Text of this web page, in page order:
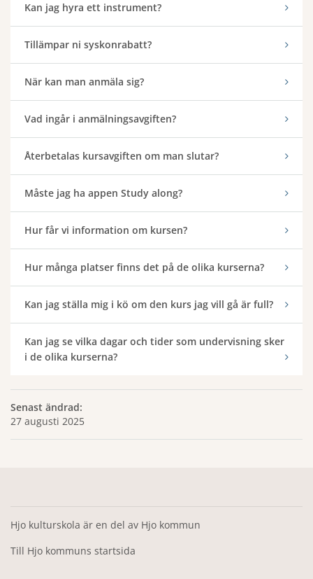
Kan jag hyra ett instrument?
Tillämpar ni syskonrabatt?
När kan man anmäla sig?
Vad ingår i anmälningsavgiften?
Återbetalas kursavgiften om man slutar?
Måste jag ha appen Study along?
Hur får vi information om kursen?
Hur många platser finns det på de olika kurserna?
Kan jag ställa mig i kö om den kurs jag vill gå är full?
Kan jag se vilka dagar och tider som undervisning sker
i de olika kurserna?
Senast ändrad:
27 augusti 2025
Hjo kulturskola är en del av Hjo kommun
Till Hjo kommuns startsida